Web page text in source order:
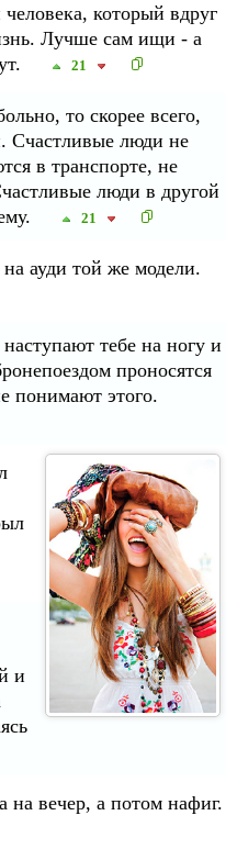
который вдруг
Лучше сам ищи - а
21
то скорее всего,
Счастливые люди не
в транспорте, не
люди в другой
21
ауди той же модели.
тебе на ногу и
проносятся
понимают этого.
и
на вечер, а потом нафиг.